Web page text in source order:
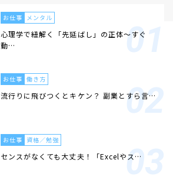
お仕事 メンタル
心理学で紐解く「先延ばし」の正体〜すぐ
動…
お仕事 働き方
流行りに飛びつくとキケン？ 副業とすら言…
お仕事 資格／勉強
センスがなくても大丈夫！「Excelやス…